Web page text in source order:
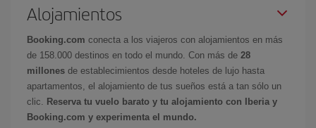
Alojamientos
Booking.com conecta a los viajeros con alojamientos en más
de 158.000 destinos en todo el mundo. Con más de 28
millones de establecimientos desde hoteles de lujo hasta
apartamentos, el alojamiento de tus sueños está a tan sólo un
clic.
Reserva tu vuelo barato y tu alojamiento con Iberia y
Booking.com y experimenta el mundo.